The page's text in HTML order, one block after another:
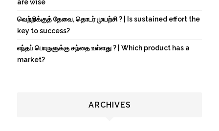
are wise
வெற்றிக்குத் தேவை, தொடர் முயற்சி ? | Is sustained effort the
key to success?
எந்தப் பொருளுக்கு சந்தை உள்ளது ? | Which product has a
market?
ARCHIVES